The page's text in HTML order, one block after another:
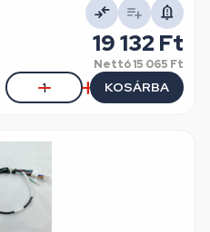
19 132 Ft
Nettó15 065 Ft
KOSÁRBA